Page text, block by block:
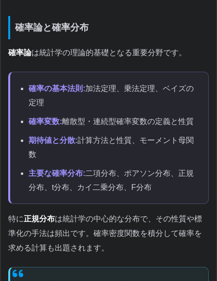
確率論と確率分布
確率論は統計学の理論的基礎となる重要分野です。
確率の基本法則:加法定理、乗法定理、ベイズの
定理
確率変数:離散型・連続型確率変数の定義と性質
期待値と分散:計算方法と性質、モーメント母関
数
主要な確率分布:二項分布、ポアソン分布、正規
分布、t分布、カイ二乗分布、F分布
特に正規分布は統計学の中心的な分布で、その性質や標
準化の手法は頻出です。確率密度関数を積分して確率を
求める計算も出題されます。